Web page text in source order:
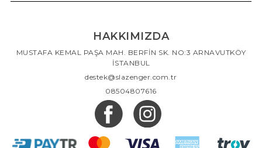
HAKKIMIZDA
MUSTAFA KEMAL PAŞA MAH. BERFİN SK. NO:3 ARNAVUTKÖY
İSTANBUL
destek@slazenger.com.tr
08504807616